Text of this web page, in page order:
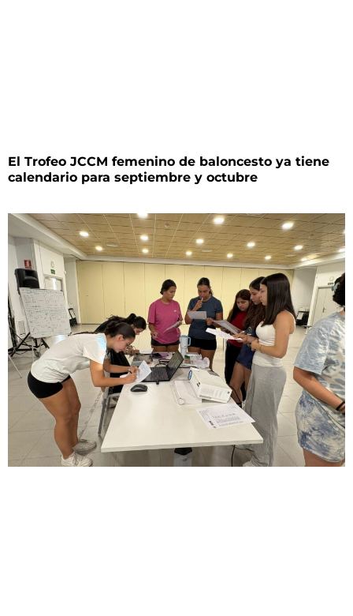
El Trofeo JCCM femenino de baloncesto ya tiene
calendario para septiembre y octubre